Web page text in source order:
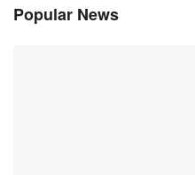
Popular News